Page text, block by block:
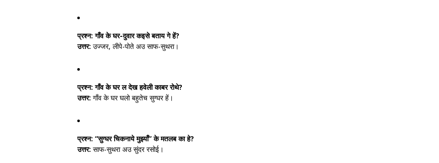
प्रश्न: गाँव के घर-दुवार कइसे बताय गे हें?
उत्तर: उज्जर, लीपे-पोते अउ साफ-सुथरा।
प्रश्न: गाँव के घर ल देख हवेली काबर रोथे?
उत्तर: गाँव के घर घलो बहुतेच सुग्घर हें।
प्रश्न: “सुग्घर चिकनाये मुझ्याँ” के मतलब का हे?
उत्तर: साफ-सुथरा अउ सुंदर रसोई।